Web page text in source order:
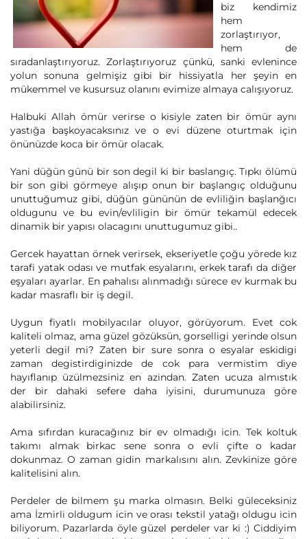
biz kendimiz
hem
zorlaştırıyor,
hem de
sıradanlaştırıyoruz. Zorlaştırıyoruz çünkü, sanki evlenince
yolun sonuna gelmişiz gibi bir hissiyatla her şeyin en
mükemmel ve kusursuz olanını evimize almaya calışıyoruz.
Halbuki Allah ömür verirse o kisiyle zaten bir ömür aynı
yastığa başkoyacaksınız ve o evi düzene oturtmak için
önünüzde koca bir ömür olacak.
Yani düğün günü bir son degil ki bir baslangıç. Tıpkı ölümü
bir son gibi görmeye alışıp onun bir başlangıç olduğunu
unuttuğumuz gibi, düğün gününün de evliliğin başlanğıcı
oldugunu ve bu evin/evliligin bir ömür tekamül edecek
dinamik bir yapısı olacagını unuttugumuz gibi..
Gercek hayattan örnek verirsek, ekseriyetle çoğu yörede kız
tarafi yatak odası ve mutfak esyalarını, erkek tarafı da diğer
eşyaları ayarlar. En pahalısı alınmadığı sürece ev kurmak bu
kadar masraflı bir iş degil.
Uygun fiyatlı mobilyacılar oluyor, görüyorum. Evet cok
kaliteli olmaz, ama güzel gözüksün, gorselligi yerinde olsun
yeterli degil mi? Zaten bir sure sonra o esyalar eskidigi
zaman degistirdiginizde de cok para vermistim diye
hayıflanıp üzülmezsiniz en azindan. Zaten ucuza almıstık
der bir dahaki sefere daha iyisini, durumunuza göre
alabilirsiniz.
Ama sıfırdan kuracağınız bir ev olmadığı icin. Tek koltuk
takımı almak birkac sene sonra o evli çifte o kadar
dokunmaz. O zaman gidin markalısını alın. Zevkinize göre
kalitelisini alın.
Perdeler de bilmem şu marka olmasın. Belki güleceksiniz
ama İzmirli oldugum icin ve orası tekstil yatağı oldugu icin
biliyorum. Pazarlarda öyle güzel perdeler var ki :) Ciddiyim